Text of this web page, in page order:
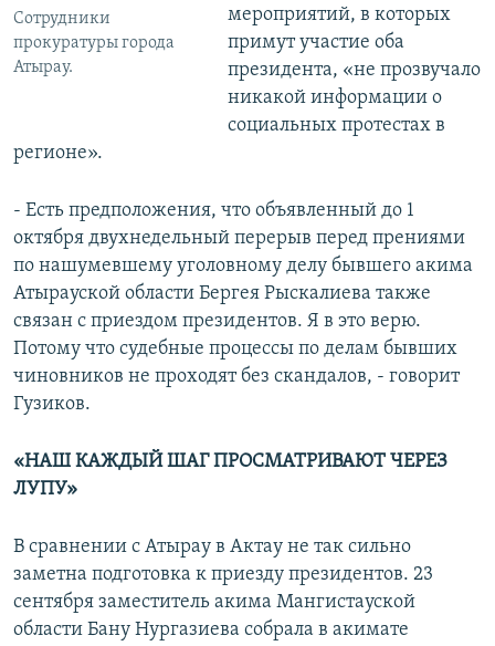
Сотрудники
прокуратуры города
Атырау.
мероприятий, в которых
примут участие оба
президента, «не прозвучало
никакой информации о
социальных протестах в
регионе».
- Есть предположения, что объявленный до 1
октября двухнедельный перерыв перед прениями
по нашумевшему уголовному делу бывшего акима
Атырауской области Бергея Рыскалиева также
связан с приездом президентов. Я в это верю.
Потому что судебные процессы по делам бывших
чиновников не проходят без скандалов, - говорит
Гузиков.
«НАШ КАЖДЫЙ ШАГ ПРОСМАТРИВАЮТ ЧЕРЕЗ
ЛУПУ»
В сравнении с Атырау в Актау не так сильно
заметна подготовка к приезду президентов. 23
сентября заместитель акима Мангистауской
области Бану Нургазиева собрала в акимате